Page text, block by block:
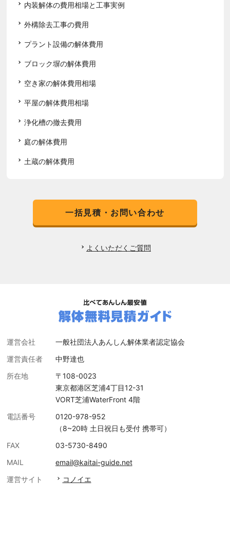
内装解体の費用相場と工事実例
外構除去工事の費用
プラント設備の解体費用
ブロック塀の解体費用
空き家の解体費用相場
平屋の解体費用相場
浄化槽の撤去費用
庭の解体費用
土蔵の解体費用
一括見積・お問い合わせ
よくいただくご質問
運営会社
一般社団法人あんしん解体業者認定協会
運営責任者
中野達也
所在地
〒108-0023
東京都港区芝浦4丁目12-31
VORT芝浦WaterFront 4階
電話番号
0120-978-952
（8~20時 土日祝日も受付 携帯可）
FAX
03-5730-8490
MAIL
email@kaitai-guide.net
運営サイト
コノイエ